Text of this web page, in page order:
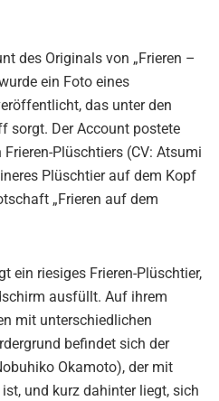
des Originals von „Frieren –
ein Foto eines
das unter den
sorgt. Der Account postete
Plüschtiers (CV: Atsumi
Plüschtier auf dem Kopf
„Frieren auf dem
ein riesiges Frieren-Plüschtier,
ausfüllt. Auf ihrem
mit unterschiedlichen
befindet sich der
Okamoto), der mit
und kurz dahinter liegt, sich